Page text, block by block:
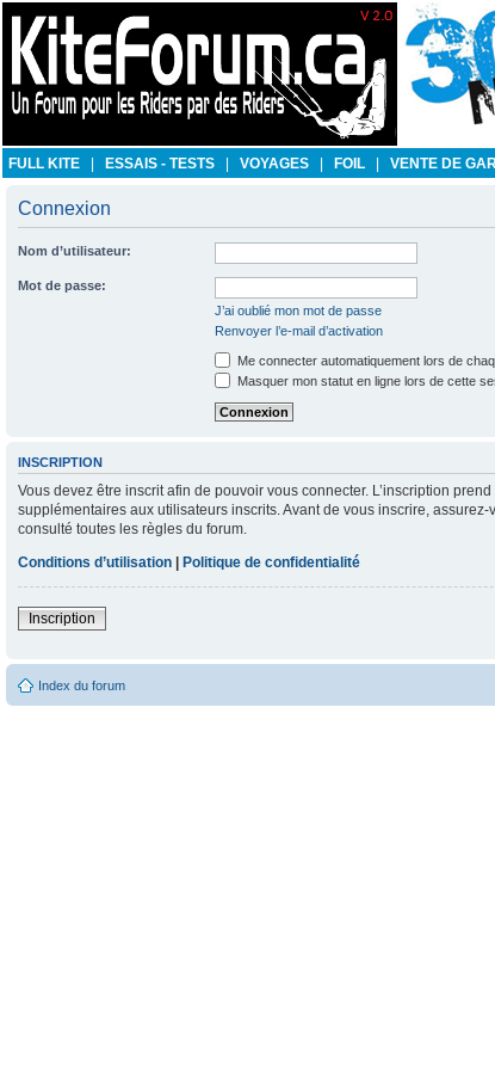
FULL KITE ESSAIS - TESTS VOYAGES FOIL VENTE DE
Connexion
Nom d’utilisateur:
Mot de passe:
J’ai oublié mon mot de passe
Renvoyer l’e-mail d’activation
Me connecter automatiquement lors de
Masquer mon statut en ligne lors de cette
INSCRIPTION
Vous devez être inscrit afin de pouvoir vous connecter. L’inscription
supplémentaires aux utilisateurs inscrits. Avant de vous inscrire,
consulté toutes les règles du forum.
Conditions d’utilisation | Politique de confidentialité
Inscription
Index du forum